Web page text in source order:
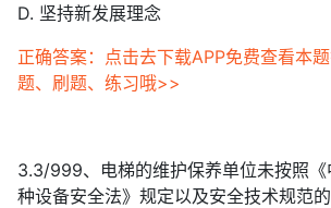
D. 坚持新发展理念
正确答案：点击去下载APP免费查看本
题、刷题、练习哦>>
3.3/999、电梯的维护保养单位未按照
种设备安全法》规定以及安全技术规范